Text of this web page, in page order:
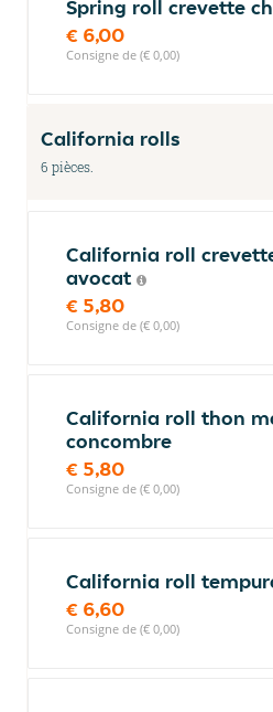
Spring roll crevette
€ 6,00
Consigne de (€ 0,00)
California rolls
6 pièces.
California roll
avocat
€ 5,80
Consigne de (€ 0,00)
California roll thon
concombre
€ 5,80
Consigne de (€ 0,00)
California roll
€ 6,60
Consigne de (€ 0,00)